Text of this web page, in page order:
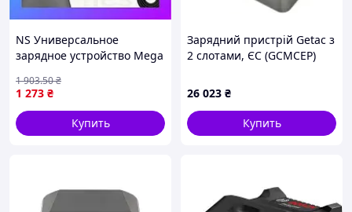
NS Универсальное
зарядное устройство Mega
с экраном под 18650
Nes22/Q
1 273 ₴
1 903.50₴
Купить
Зарядний пристрій Getac з
2 слотами, ЄС (GCMCEP)
26 023 ₴
Купить